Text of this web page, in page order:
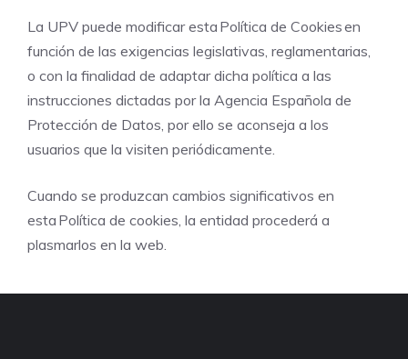
La UPV puede modificar esta Política de Cookies en
función de las exigencias legislativas, reglamentarias,
o con la finalidad de adaptar dicha política a las
instrucciones dictadas por la Agencia Española de
Protección de Datos, por ello se aconseja a los
usuarios que la visiten periódicamente.
Cuando se produzcan cambios significativos en
esta Política de cookies, la entidad procederá a
plasmarlos en la web.